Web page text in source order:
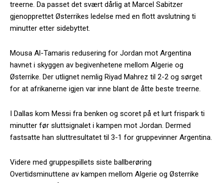
treerne. Da passet det svært dårlig at Marcel Sabitzer
gjenopprettet Østerrikes ledelse med en flott avslutning ti
minutter etter sidebyttet.
Mousa Al-Tamaris redusering for Jordan mot Argentina
havnet i skyggen av begivenhetene mellom Algerie og
Østerrike. Der utlignet nemlig Riyad Mahrez til 2-2 og sørget
for at afrikanerne igjen var inne blant de åtte beste treerne.
I Dallas kom Messi fra benken og scoret på et lurt frispark ti
minutter før sluttsignalet i kampen mot Jordan. Dermed
fastsatte han sluttresultatet til 3-1 for gruppevinner Argentina.
Videre med gruppespillets siste ballberøring
Overtidsminuttene av kampen mellom Algerie og Østerrike